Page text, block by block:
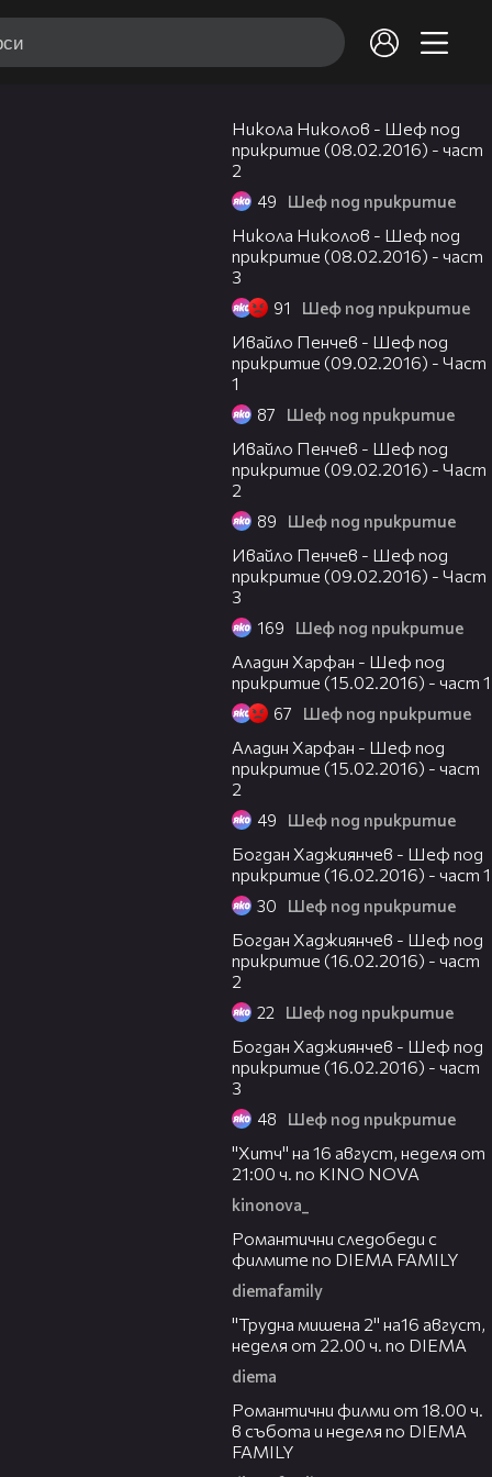
Никола Николов - Шеф под
прикритие (08.02.2016) - част
2
49 Шеф под прикритие
Никола Николов - Шеф под
прикритие (08.02.2016) - част
3
91 Шеф под прикритие
Ивайло Пенчев - Шеф под
прикритие (09.02.2016) - Част
1
87 Шеф под прикритие
Ивайло Пенчев - Шеф под
прикритие (09.02.2016) - Част
2
89 Шеф под прикритие
Ивайло Пенчев - Шеф под
прикритие (09.02.2016) - Част
3
169 Шеф под прикритие
Аладин Харфан - Шеф под
прикритие (15.02.2016) - част 1
67 Шеф под прикритие
Аладин Харфан - Шеф под
прикритие (15.02.2016) - част
2
49 Шеф под прикритие
Богдан Хаджиянчев - Шеф под
прикритие (16.02.2016) - част 1
30 Шеф под прикритие
Богдан Хаджиянчев - Шеф под
прикритие (16.02.2016) - част
2
22 Шеф под прикритие
Богдан Хаджиянчев - Шеф под
прикритие (16.02.2016) - част
3
48 Шеф под прикритие
"Хитч" на 16 август, неделя от
21:00 ч. по KINO NOVA
kinonova_
Романтични следобеди с
филмите по DIEMA FAMILY
diemafamily
"Трудна мишена 2" на16 август,
неделя от 22.00 ч. по DIEMA
diema
Романтични филми от 18.00 ч.
в събота и неделя по DIEMA
FAMILY